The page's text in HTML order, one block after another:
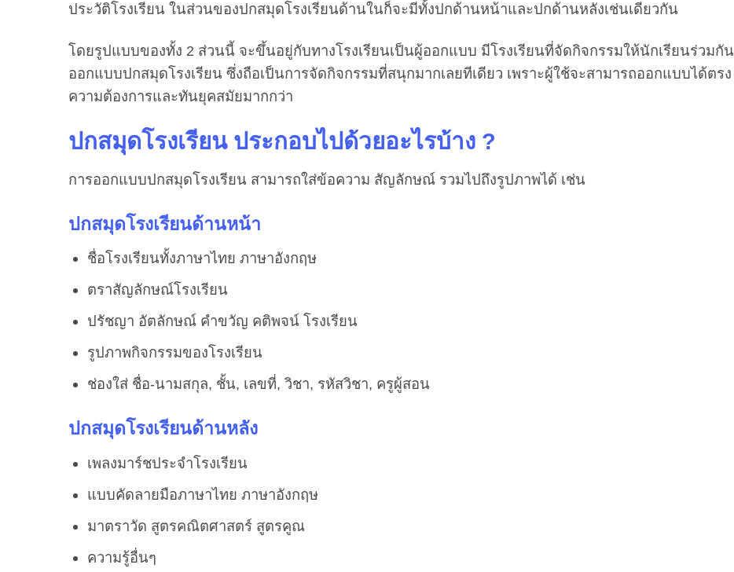
ประวัติโรงเรียน ในส่วนของปกสมุดโรงเรียนด้านในก็จะมีทั้งปกด้านหน้าและปกด้านหลังเช่นเดียวกัน
โดยรูปแบบของทั้ง 2 ส่วนนี้ จะขึ้นอยู่กับทางโรงเรียนเป็นผู้ออกแบบ มีโรงเรียนที่จัดกิจกรรมให้นักเรียนร่วมกัน
ออกแบบปกสมุดโรงเรียน ซึ่งถือเป็นการจัดกิจกรรมที่สนุกมากเลยทีเดียว เพราะผู้ใช้จะสามารถออกแบบได้ตรง
ความต้องการและทันยุคสมัยมากกว่า
ปกสมุดโรงเรียน ประกอบไปด้วยอะไรบ้าง ?
การออกแบบปกสมุดโรงเรียน สามารถใส่ข้อความ สัญลักษณ์ รวมไปถึงรูปภาพได้ เช่น
ปกสมุดโรงเรียนด้านหน้า
ชื่อโรงเรียนทั้งภาษาไทย ภาษาอังกฤษ
ตราสัญลักษณ์โรงเรียน
ปรัชญา อัตลักษณ์ คำขวัญ คติพจน์ โรงเรียน
รูปภาพกิจกรรมของโรงเรียน
ช่องใส่ ชื่อ-นามสกุล, ชั้น, เลขที่, วิชา, รหัสวิชา, ครูผู้สอน
ปกสมุดโรงเรียนด้านหลัง
เพลงมาร์ชประจำโรงเรียน
แบบคัดลายมือภาษาไทย ภาษาอังกฤษ
มาตราวัด สูตรคณิตศาสตร์ สูตรคูณ
ความรู้อื่นๆ